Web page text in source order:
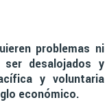
problemas ni
desalojados y
y voluntaria
económico.